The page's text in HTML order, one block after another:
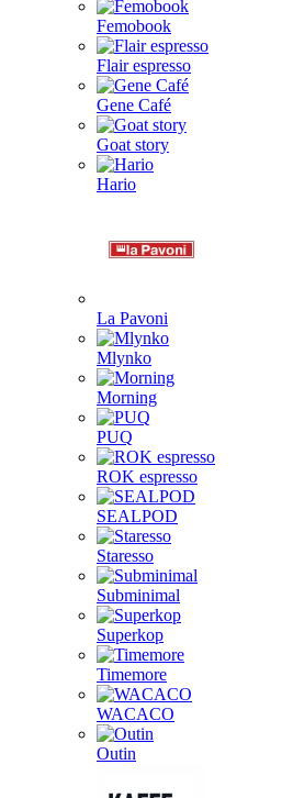
Femobook
Flair espresso
Gene Café
Goat story
Hario
La Pavoni
Mlynko
Morning
PUQ
ROK espresso
SEALPOD
Staresso
Subminimal
Superkop
Timemore
WACACO
Outin